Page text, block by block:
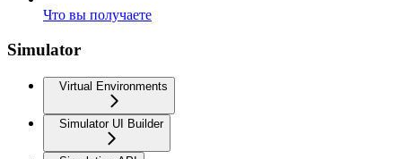
Что вы получаете
Simulator
Virtual Environments
Simulator UI Builder